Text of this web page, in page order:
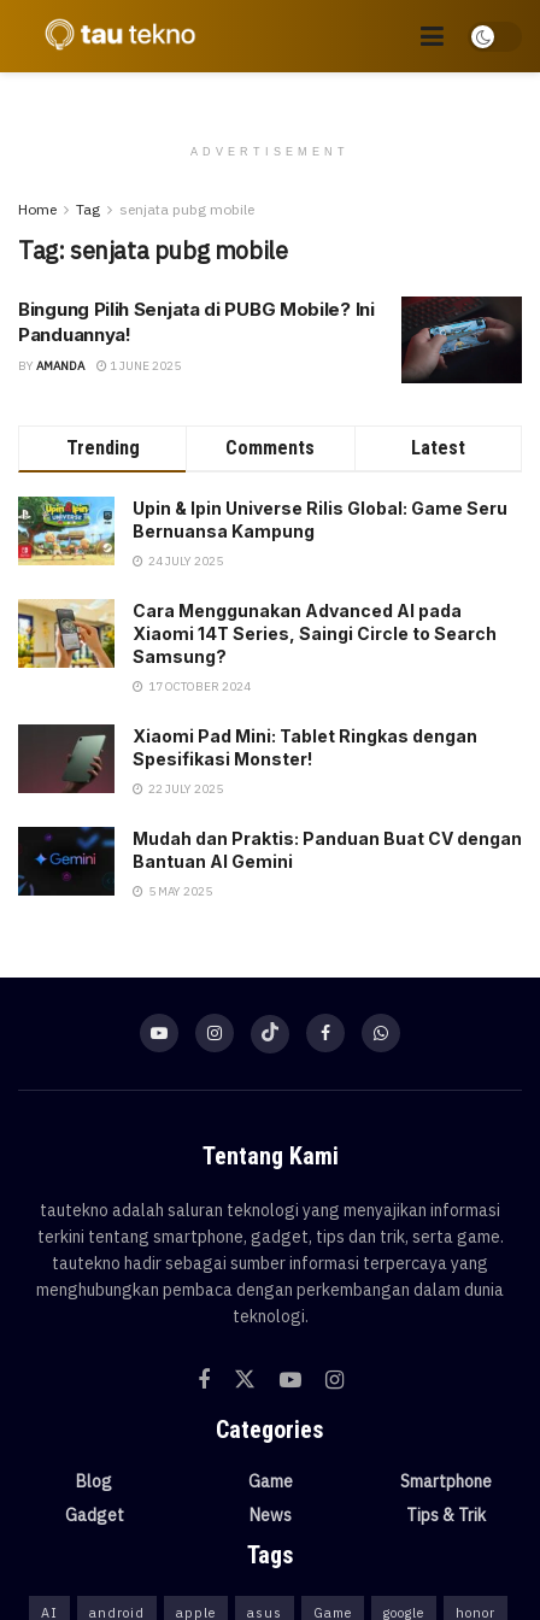
ADVERTISEMENT
Home Tag senjata pubg mobile
Tag:senjata pubg mobile
Bingung Pilih Senjata di PUBG Mobile? Ini
Panduannya!
BY AMANDA 1 JUNE 2025
Trending Comments Latest
Upin & Ipin Universe Rilis Global: Game Seru
Bernuansa Kampung
24 JULY 2025
Cara Menggunakan Advanced AI pada
Xiaomi 14T Series, Saingi Circle to Search
Samsung?
17 OCTOBER 2024
Xiaomi Pad Mini: Tablet Ringkas dengan
Spesifikasi Monster!
22 JULY 2025
Mudah dan Praktis: Panduan Buat CV dengan
Bantuan AI Gemini
5 MAY 2025
Tentang Kami
tautekno adalah saluran teknologi yang menyajikan informasi
terkini tentang smartphone, gadget, tips dan trik, serta game.
tautekno hadir sebagai sumber informasi terpercaya yang
menghubungkan pembaca dengan perkembangan dalam dunia
teknologi.
Categories
Blog
Gadget
Game
News
Smartphone
Tips & Trik
Tags
AI android apple asus Game google honor